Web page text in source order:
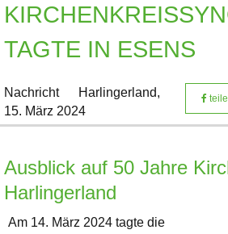
TAGTE IN ESENS
Nachricht
Harlingerland,
15. März 2024
Ausblick auf 50 Jahre
Harlingerland
Am 14. März 2024 tagte die